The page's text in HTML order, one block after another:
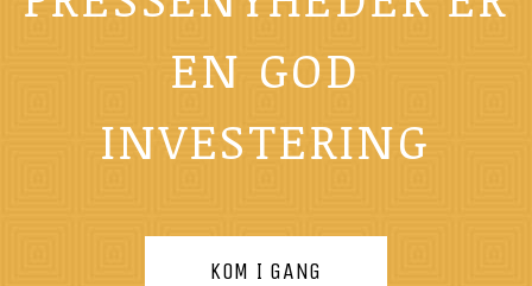
EN GOD
INVESTERING
KOM I GANG